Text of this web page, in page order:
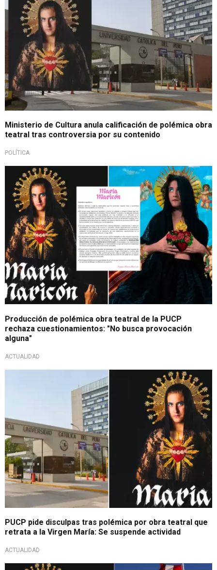
Ministerio de Cultura anula calificación de polémica obra
teatral tras controversia por su contenido
POLÍTICA
Tras controversia
Producción de polémica obra teatral de la PUCP
rechaza cuestionamientos: "No busca provocación
alguna"
ACTUALIDAD
PUCP pide disculpas tras polémica por obra teatral que
retrata a la Virgen María: Se suspende actividad
ACTUALIDAD